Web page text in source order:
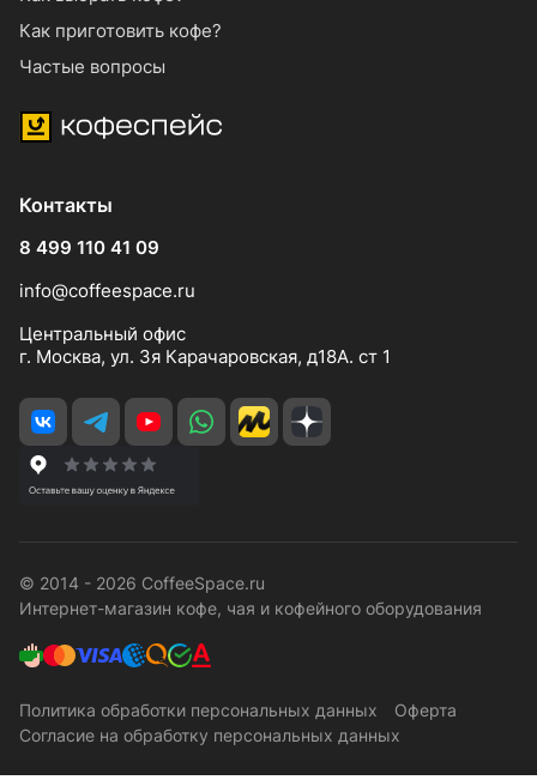
Как приготовить кофе?
Частые вопросы
Контакты
8 499 110 41 09
info@coffeespace.ru
Центральный офис
г. Москва, ул. 3я Карачаровская, д18А. ст 1
© 2014 - 2026 CoffeeSpace.ru
Интернет-магазин кофе, чая и кофейного оборудования
Политика обработки персональных данных
Оферта
Согласие на обработку персональных данных